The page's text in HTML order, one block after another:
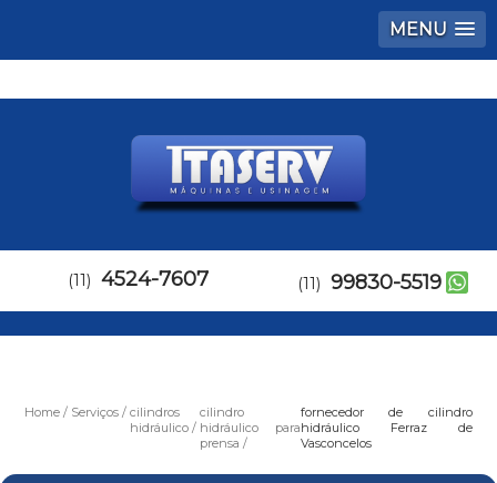
MENU
(11) 4524-7607 (11) 99830-5519
Home Serviços
cilindros
hidráulico
cilindro
hidráulico para
prensa
fornecedor de cilindro
hidráulico Ferraz de
Vasconcelos